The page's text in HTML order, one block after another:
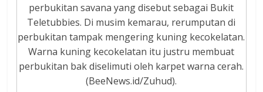
perbukitan savana yang disebut sebagai Bukit
Teletubbies. Di musim kemarau, rerumputan di
perbukitan tampak mengering kuning kecokelatan.
Warna kuning kecokelatan itu justru membuat
perbukitan bak diselimuti oleh karpet warna cerah.
(BeeNews.id/Zuhud).